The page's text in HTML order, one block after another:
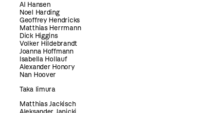
Al Hansen
Noel Harding
Geoffrey Hendricks
Matthias Herrmann
Dick Higgins
Volker Hildebrandt
Joanna Hoffmann
Isabella Hollauf
Alexander Honory
Nan Hoover
Taka Iimura
Matthias Jackisch